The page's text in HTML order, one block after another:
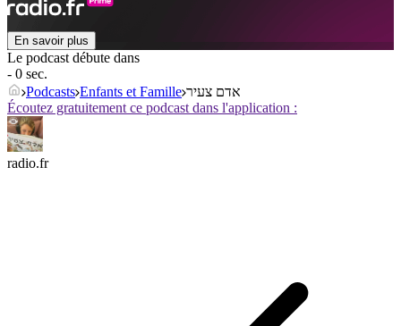
En savoir plus
Le podcast débute dans
- 0 sec.
Podcasts Enfants et Famille אדם צעיר
Écoutez gratuitement ce podcast dans l'application :
radio.fr